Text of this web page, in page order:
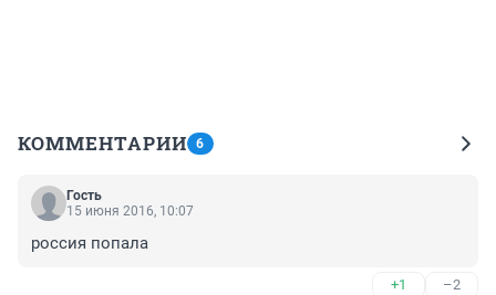
КОММЕНТАРИИ 6
Гость
15 июня 2016, 10:07
россия попала
+1 –2